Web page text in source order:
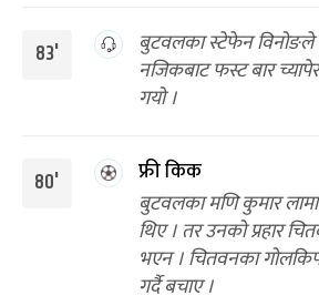
83'
बुटवलका स्टेफेन विनोङले
नजिकबाट फस्ट बार च्यापेर
गयो ।
80'
फ्री किक
बुटवलका मणि कुमार
थिए । तर उनको प्रहार
भएन । चितवनका
गर्दै बचाए ।